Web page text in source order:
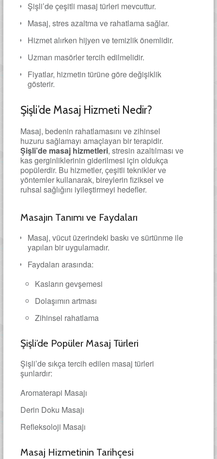
Şişli’de çeşitli masaj türleri mevcuttur.
Masaj, stres azaltma ve rahatlama sağlar.
Hizmet alırken hijyen ve temizlik önemlidir.
Uzman masörler tercih edilmelidir.
Fiyatlar, hizmetin türüne göre değişiklik
gösterir.
Şişli’de Masaj Hizmeti Nedir?
Masaj, bedenin rahatlamasını ve zihinsel
huzuru sağlamayı amaçlayan bir terapidir.
Şişli’de masaj hizmetleri, stresin azaltılması ve
kas gerginliklerinin giderilmesi için oldukça
popülerdir. Bu hizmetler, çeşitli teknikler ve
yöntemler kullanarak, bireylerin fiziksel ve
ruhsal sağlığını iyileştirmeyi hedefler.
Masajın Tanımı ve Faydaları
Masaj, vücut üzerindeki baskı ve sürtünme ile
yapılan bir uygulamadır.
Faydaları arasında:
Kasların gevşemesi
Dolaşımın artması
Zihinsel rahatlama
Şişli’de Popüler Masaj Türleri
Şişli’de sıkça tercih edilen masaj türleri
şunlardır:
Aromaterapi Masajı
Derin Doku Masajı
Refleksoloji Masajı
Masaj Hizmetinin Tarihçesi